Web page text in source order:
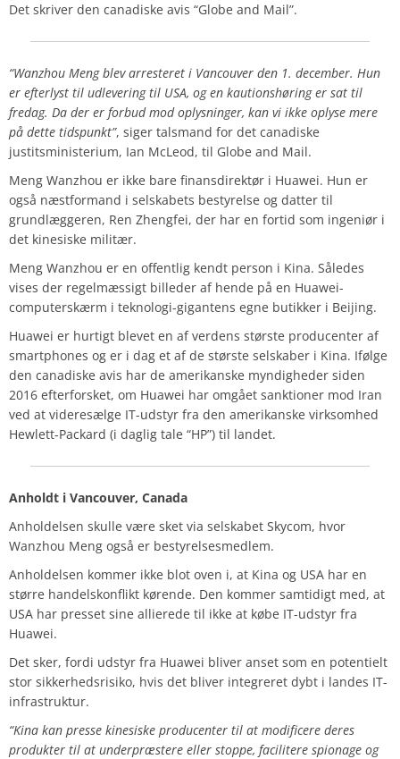
Det skriver den canadiske avis “Globe and Mail”.
“Wanzhou Meng blev arresteret i Vancouver den 1. december. Hun
er efterlyst til udlevering til USA, og en kautionshøring er sat til
fredag. Da der er forbud mod oplysninger, kan vi ikke oplyse mere
på dette tidspunkt”, siger talsmand for det canadiske
justitsministerium, Ian McLeod, til Globe and Mail.
Meng Wanzhou er ikke bare finansdirektør i Huawei. Hun er
også næstformand i selskabets bestyrelse og datter til
grundlæggeren, Ren Zhengfei, der har en fortid som ingeniør i
det kinesiske militær.
Meng Wanzhou er en offentlig kendt person i Kina. Således
vises der regelmæssigt billeder af hende på en Huawei-
computerskærm i teknologi-gigantens egne butikker i Beijing.
Huawei er hurtigt blevet en af verdens største producenter af
smartphones og er i dag et af de største selskaber i Kina. Ifølge
den canadiske avis har de amerikanske myndigheder siden
2016 efterforsket, om Huawei har omgået sanktioner mod Iran
ved at videresælge IT-udstyr fra den amerikanske virksomhed
Hewlett-Packard (i daglig tale “HP”) til landet.
Anholdt i Vancouver, Canada
Anholdelsen skulle være sket via selskabet Skycom, hvor
Wanzhou Meng også er bestyrelsesmedlem.
Anholdelsen kommer ikke blot oven i, at Kina og USA har en
større handelskonflikt kørende. Den kommer samtidigt med, at
USA har presset sine allierede til ikke at købe IT-udstyr fra
Huawei.
Det sker, fordi udstyr fra Huawei bliver anset som en potentielt
stor sikkerhedsrisiko, hvis det bliver integreret dybt i landes IT-
infrastruktur.
“Kina kan presse kinesiske producenter til at modificere deres
produkter til at underpræstere eller stoppe, facilitere spionage og